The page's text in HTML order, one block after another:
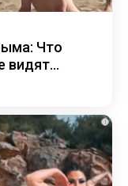
Что
видят...
i